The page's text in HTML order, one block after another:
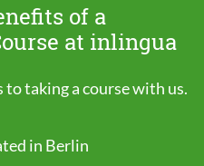
of a
at inlingua
to taking a course with us.
in Berlin